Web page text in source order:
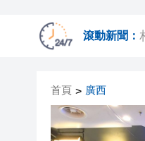
滾動新聞：
首頁 > 廣西